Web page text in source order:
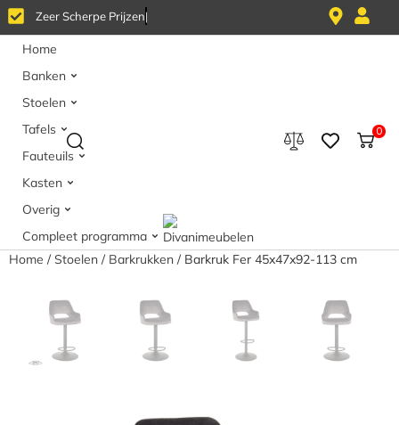
ZeerScherpe Prijzen
Home
Banken
Stoelen
Tafels
Fauteuils
Kasten
Overig
Compleet programma
0
Home /Stoelen / Barkrukken / Barkruk Fer 45x47x92-113 cm